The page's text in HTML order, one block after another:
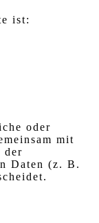
ist:
oder
mit
der
Daten (z. B.